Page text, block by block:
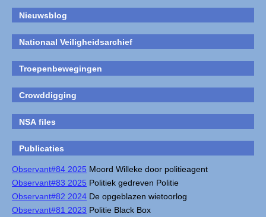
Nieuwsblog
Nationaal Veiligheidsarchief
Troepenbewegingen
Crowddigging
NSA files
Publicaties
Observant#84 2025 Moord Willeke door politieagent
Observant#83 2025 Politiek gedreven Politie
Observant#82 2024 De opgeblazen wietoorlog
Observant#81 2023 Politie Black Box